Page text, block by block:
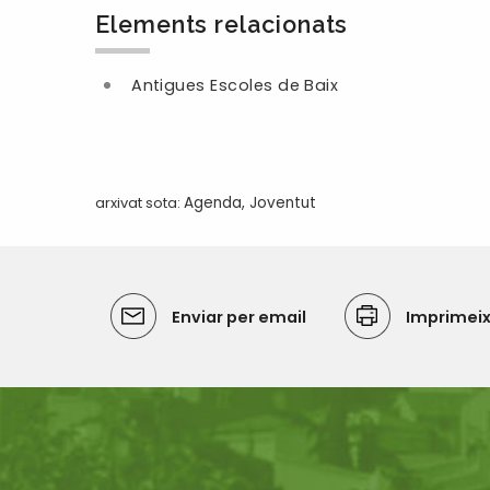
Elements relacionats
Antigues Escoles de Baix
arxivat sota: Agenda, Joventut
Enviar per email